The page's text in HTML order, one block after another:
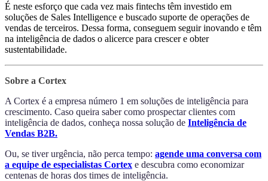
É neste esforço que cada vez mais fintechs têm investido em
soluções de Sales Intelligence e buscado suporte de operações de
vendas de terceiros. Dessa forma, conseguem seguir inovando e têm
na inteligência de dados o alicerce para crescer e obter
sustentabilidade.
Sobre a Cortex
A Cortex é a empresa número 1 em soluções de inteligência para
crescimento. Caso queira saber como prospectar clientes com
inteligência de dados, conheça nossa solução de Inteligência de
Vendas B2B.
Ou, se tiver urgência, não perca tempo: agende uma conversa com
a equipe de especialistas Cortex e descubra como economizar
centenas de horas dos times de inteligência.